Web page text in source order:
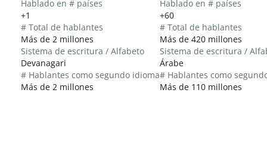
Hablado en # países
+1
# Total de hablantes
Más de 2 millones
Sistema de escritura / Alfabeto
Devanagari
# Hablantes como segundo idioma
Más de 2 millones
Hablado en # países
+60
# Total de hablantes
Más de 420 millones
Sistema de escritura /
Árabe
# Hablantes como
Más de 110 millones